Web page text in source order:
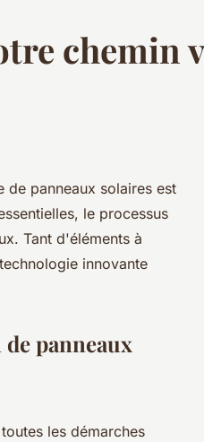
chemin
de panneaux solaires est
le processus
Tant d'éléments à
innovante
panneaux
les démarches